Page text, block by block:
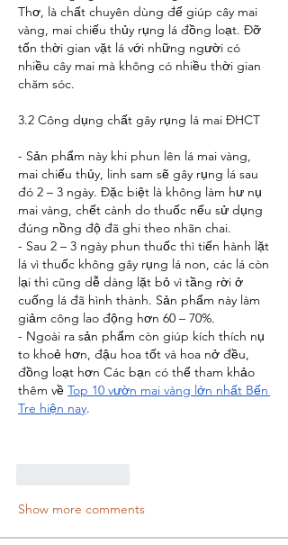
Thơ, là chất chuyên dùng để giúp cây mai
vàng, mai chiếu thủy rụng lá đồng loạt. Đỡ
tốn thời gian vặt lá với những người có
nhiều cây mai mà không có nhiều thời gian
chăm sóc.
3.2 Công dụng chất gây rụng lá mai ĐHCT
- Sản phẩm này khi phun lên lá mai vàng,
mai chiếu thủy, linh sam sẽ gây rụng lá sau
đó 2 – 3 ngày. Đặc biệt là không làm hư nụ
mai vàng, chết cành do thuốc nếu sử dụng
đúng nồng độ đã ghi theo nhãn chai.
- Sau 2 – 3 ngày phun thuốc thì tiến hành lặt
lá vì thuốc không gây rụng lá non, các lá còn
lại thì cũng dễ dàng lặt bỏ vì tầng rời ở
cuống lá đã hình thành. Sản phẩm này làm
giảm công lao động hơn 60 – 70%.
- Ngoài ra sản phẩm còn giúp kích thích nụ
to khoẻ hơn, đậu hoa tốt và hoa nở đều,
đồng loạt hơn Các bạn có thể tham khảo
thêm về Top 10 vườn mai vàng lớn nhất Bến
Tre hiện nay.
Show more comments